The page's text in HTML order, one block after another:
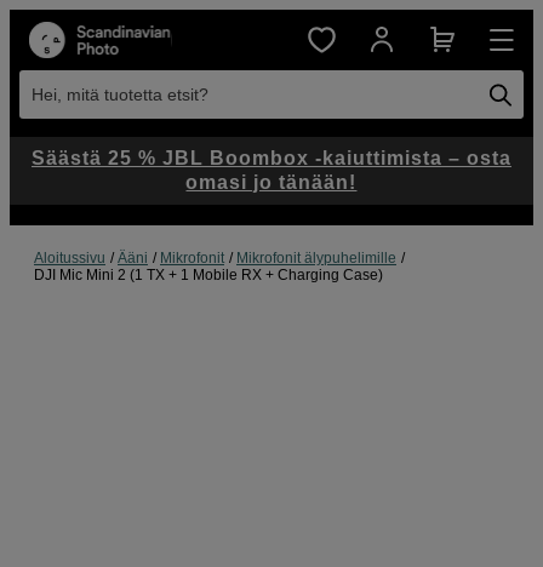
Hei, mitä tuotetta etsit?
Aloitussivu Ääni Mikrofonit
Mikrofonit älypuhelimille
DJI Mic Mini 2 (1 TX + 1 Mobile RX + Charging Case)
Säästä 25 % JBL Boombox -kaiuttimista – osta
omasi jo tänään!